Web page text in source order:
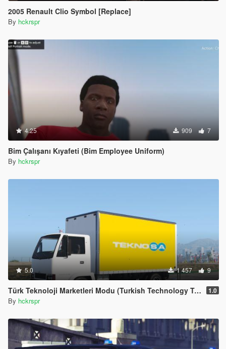
2005 Renault Clio Symbol [Replace]
By hckrspr
4.25 909 7
Bim Çalışanı Kıyafeti (Bim Employee Uniform)
By hckrspr
5.0 1 457 9
Türk Teknoloji Marketleri Modu (Turkish Technology Truck Skins) 1.0
By hckrspr